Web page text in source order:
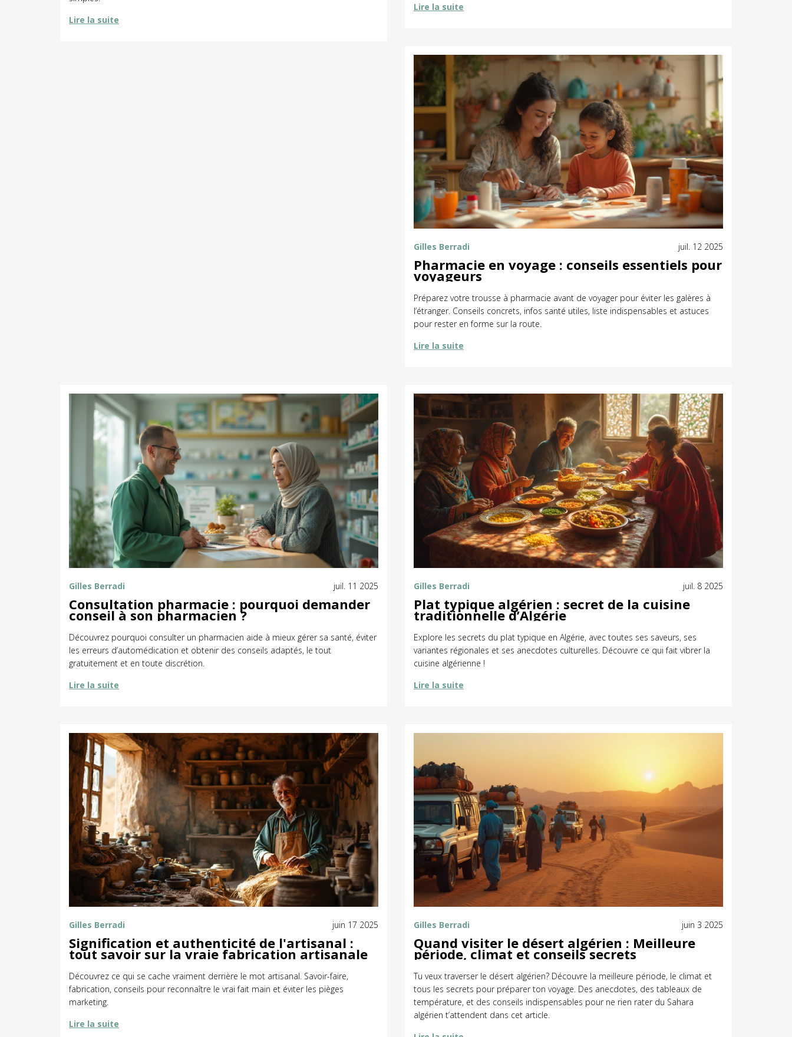
Lire la suite
Lire la suite
Gilles Berradi juil. 12 2025
Pharmacie en voyage : conseils essentiels pour
voyageurs
Préparez votre trousse à pharmacie avant de voyager pour éviter les galères à
l’étranger. Conseils concrets, infos santé utiles, liste indispensables et astuces
pour rester en forme sur la route.
Lire la suite
Gilles Berradi juil. 11 2025
Consultation pharmacie : pourquoi demander
conseil à son pharmacien ?
Découvrez pourquoi consulter un pharmacien aide à mieux gérer sa santé, éviter
les erreurs d’automédication et obtenir des conseils adaptés, le tout
gratuitement et en toute discrétion.
Lire la suite
Gilles Berradi juil. 8 2025
Plat typique algérien : secret de la cuisine
traditionnelle d’Algérie
Explore les secrets du plat typique en Algérie, avec toutes ses saveurs, ses
variantes régionales et ses anecdotes culturelles. Découvre ce qui fait vibrer la
cuisine algérienne !
Lire la suite
Gilles Berradi juin 17 2025
Signification et authenticité de l'artisanal :
tout savoir sur la vraie fabrication artisanale
Découvrez ce qui se cache vraiment derrière le mot artisanal. Savoir-faire,
fabrication, conseils pour reconnaître le vrai fait main et éviter les pièges
marketing.
Lire la suite
Gilles Berradi juin 3 2025
Quand visiter le désert algérien : Meilleure
période, climat et conseils secrets
Tu veux traverser le désert algérien? Découvre la meilleure période, le climat et
tous les secrets pour préparer ton voyage. Des anecdotes, des tableaux de
température, et des conseils indispensables pour ne rien rater du Sahara
algérien t’attendent dans cet article.